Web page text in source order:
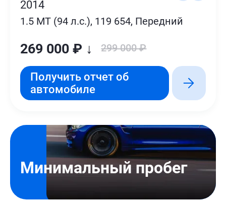
2014
1.5 MT (94 л.с.), 119 654, Передний
269 000 ₽ ↓ 299 000 ₽
Получить отчет об
автомобиле
Минимальный пробег